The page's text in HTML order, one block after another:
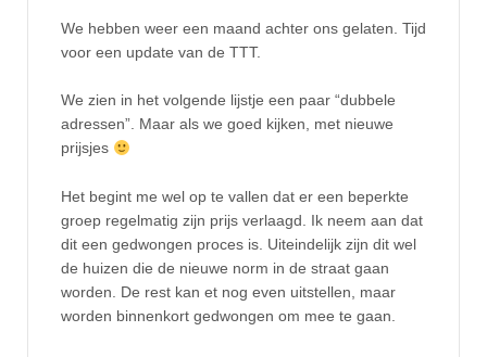
We hebben weer een maand achter ons gelaten. Tijd
voor een update van de TTT.
We zien in het volgende lijstje een paar “dubbele
adressen”. Maar als we goed kijken, met nieuwe
prijsjes
Het begint me wel op te vallen dat er een beperkte
groep regelmatig zijn prijs verlaagd. Ik neem aan dat
dit een gedwongen proces is. Uiteindelijk zijn dit wel
de huizen die de nieuwe norm in de straat gaan
worden. De rest kan et nog even uitstellen, maar
worden binnenkort gedwongen om mee te gaan.